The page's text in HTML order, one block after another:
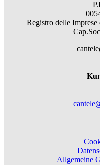
Registro delle
Allgemeine